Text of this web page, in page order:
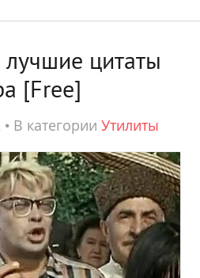
цитаты
[Free]
• В категории Утилиты